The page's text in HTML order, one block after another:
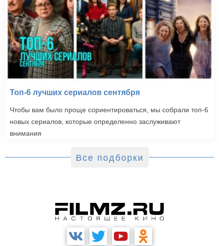
Топ-6 лучших сериалов сентября
Чтобы вам было проще сориентироваться, мы собрали топ-6
новых сериалов, которые определенно заслуживают
внимания
Все подборки